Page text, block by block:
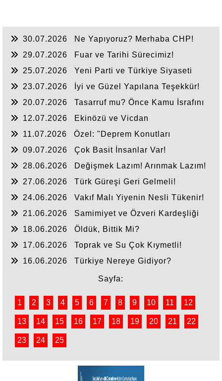
30.07.2026
Ne Yapıyoruz? Merhaba CHP!
29.07.2026
Fuar ve Tarihi Sürecimiz!
25.07.2026
Yeni Parti ve Türkiye Siyaseti
23.07.2026
İyi ve Güzel Yapılana Teşekkür!
20.07.2026
Tasarruf mu? Önce Kamu İsrafını
12.07.2026
Ekinözü ve Vicdan
11.07.2026
Özel: "Deprem Konutları
09.07.2026
Çok Basit İnsanlar Var!
28.06.2026
Değişmek Lazım! Arınmak Lazım!
27.06.2026
Türk Güreşi Geri Gelmeli!
24.06.2026
Vakıf Malı Yiyenin Nesli Tükenir!
21.06.2026
Samimiyet ve Özveri Kardeşliği
18.06.2026
Öldük, Bittik Mi?
17.06.2026
Toprak ve Su Çok Kıymetli!
16.06.2026
Türkiye Nereye Gidiyor?
Sayfa:
1 2 3 4 5 6 7 8 9 10 11 12
13 14 15 16 17 18 19 20 21 22
23 24 25